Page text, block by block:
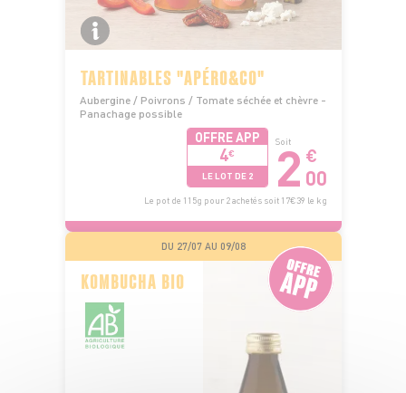
TARTINABLES "APÉRO&CO"
Aubergine / Poivrons / Tomate séchée et chèvre -
Panachage possible
OFFRE APP
4€
LE LOT DE 2
Soit
2 €
00
Le pot de 115g pour 2 achetés soit 17€39 le kg
DU 27/07 AU 09/08
KOMBUCHA BIO